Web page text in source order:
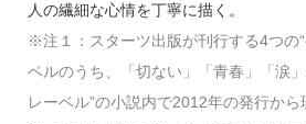
人の繊細な心情を丁寧に描く。
※注１：スターツ出版が刊行する4つの
ベルのうち、「切ない」「青春」「涙
レーベル”の小説内で2012年の発行か